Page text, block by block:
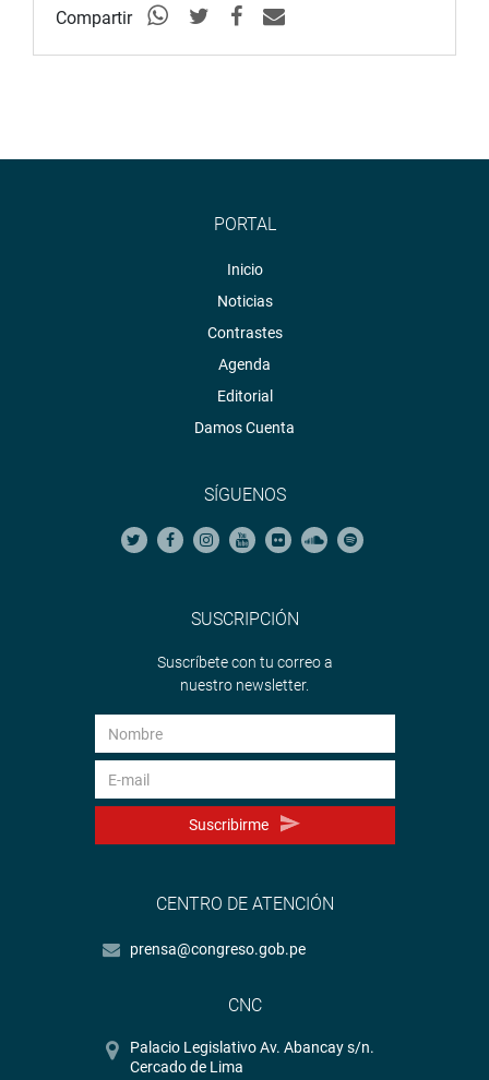
Compartir
PORTAL
Inicio
Noticias
Contrastes
Agenda
Editorial
Damos Cuenta
SÍGUENOS
SUSCRIPCIÓN
Suscríbete con tu correo a
nuestro newsletter.
Suscribirme
CENTRO DE ATENCIÓN
prensa@congreso.gob.pe
CNC
Palacio Legislativo Av. Abancay s/n.
Cercado de Lima